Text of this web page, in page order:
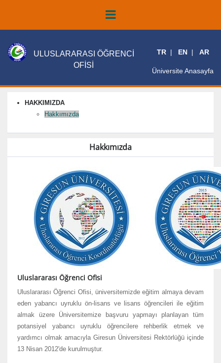
ULUSLARARASI ÖĞRENCİ
OFİSİ
TR EN AR
Üniversite Anasayfa
HAKKIMIZDA
Hakkımızda
Hakkımızda
Uluslararası Öğrenci Ofisi
Uluslararası Öğrenci Ofisi, üniversitemizde eğitim almaya devam
eden yabancı uyruklu ön-lisans ve lisans öğrencileri ile eğitim
almak üzere Üniversitemize başvuru yapmayı planlayan tüm
potansiyel yabancı uyruklu öğrencilere rehberlik etmek ve
yardımcı olmak amacıyla Giresun Üniversitesi Rektörlüğü içinde
13 Nisan 2012'de kurulmuştur.